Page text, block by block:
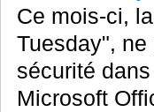
Ce mois-ci,
Tuesday",
sécurité
Microsoft